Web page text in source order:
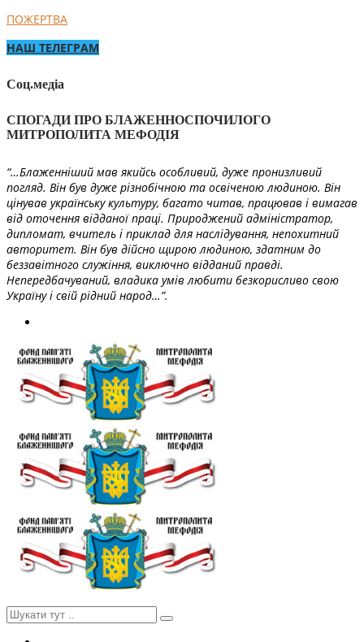
ПОЖЕРТВА
НАШ ТЕЛЕГРАМ
Соц.медіа
СПОГАДИ ПРО БЛАЖЕННОСПОЧИЛОГО
МИТРОПОЛИТА МЕФОДІЯ
“…Блаженніший мав якийсь особливий, дуже пронизливий
погляд. Він був дуже різнобічною та освіченою людиною. Він
цінував українську культуру, багато читав, працював і вимагав
від оточення відданої праці. Природжений адміністратор,
дипломат, вчитель і приклад для наслідування, непохитний
авторитет. Він був дійсно щирою людиною, здатним до
беззавітного служіння, виключно відданий правді.
Непередбачуваний, владика умів любити безкорисливо свою
Україну і свій рідний народ…”.